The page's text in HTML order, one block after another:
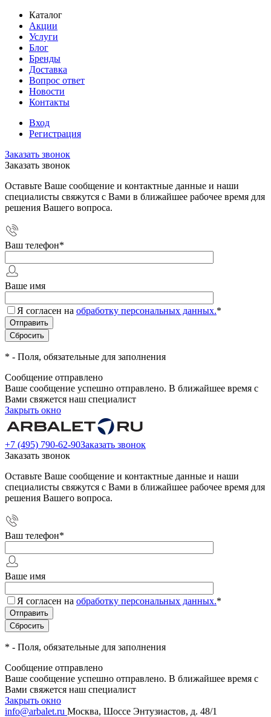
Каталог
Акции
Услуги
Блог
Бренды
Доставка
Вопрос ответ
Новости
Контакты
Вход
Регистрация
Заказать звонок
Заказать звонок
Оставьте Ваше сообщение и контактные данные и наши
специалисты свяжутся с Вами в ближайшее рабочее время для
решения Вашего вопроса.
Ваш телефон*
Ваше имя
Я согласен на обработку персональных данных.*
* - Поля, обязательные для заполнения
Сообщение отправлено
Ваше сообщение успешно отправлено. В ближайшее время с
Вами свяжется наш специалист
Закрыть окно
+7 (495) 790-62-90Заказать звонок
Заказать звонок
Оставьте Ваше сообщение и контактные данные и наши
специалисты свяжутся с Вами в ближайшее рабочее время для
решения Вашего вопроса.
Ваш телефон*
Ваше имя
Я согласен на обработку персональных данных.*
* - Поля, обязательные для заполнения
Сообщение отправлено
Ваше сообщение успешно отправлено. В ближайшее время с
Вами свяжется наш специалист
Закрыть окно
info@arbalet.ru Москва, Шоссе Энтузиастов, д. 48/1